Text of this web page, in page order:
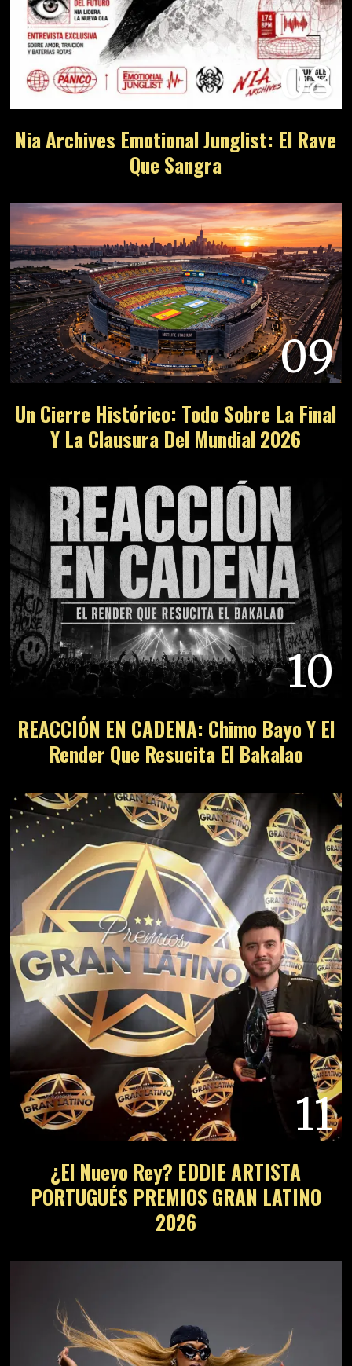
08
Nia Archives Emotional Junglist: El Rave
Que Sangra
09
Un Cierre Histórico: Todo Sobre La Final
Y La Clausura Del Mundial 2026
10
REACCIÓN EN CADENA: Chimo Bayo Y El
Render Que Resucita El Bakalao
11
¿El Nuevo Rey? EDDIE ARTISTA
PORTUGUÉS PREMIOS GRAN LATINO
2026